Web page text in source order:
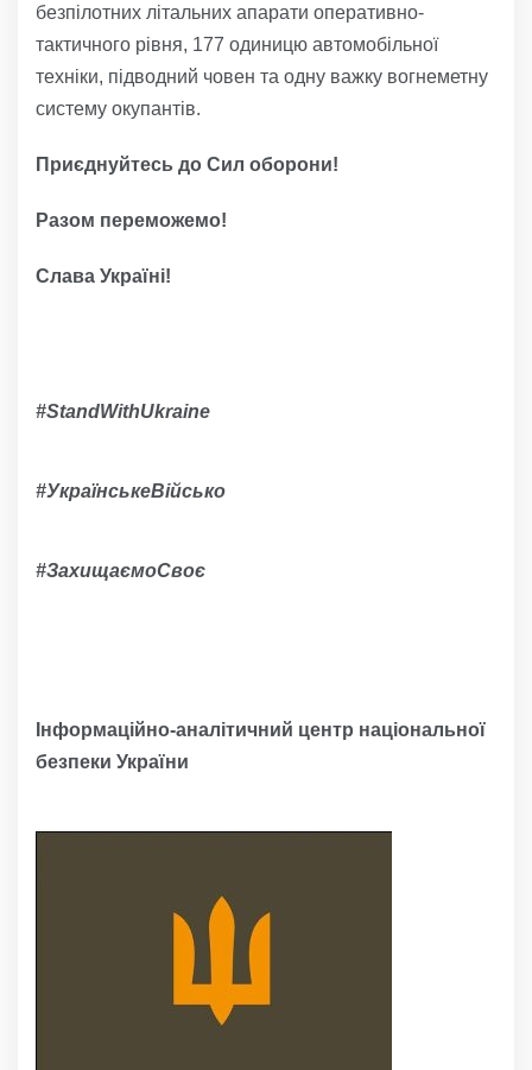
безпілотних літальних апарати оперативно-
тактичного рівня, 177 одиницю автомобільної
техніки, підводний човен та одну важку вогнеметну
систему окупантів.
Приєднуйтесь до Сил оборони!
Разом переможемо!
Слава Україні!
#StandWithUkraine
#УкраїнськеВійсько
#ЗахищаємоСвоє
Інформаційно-аналітичний центр національної
безпеки України